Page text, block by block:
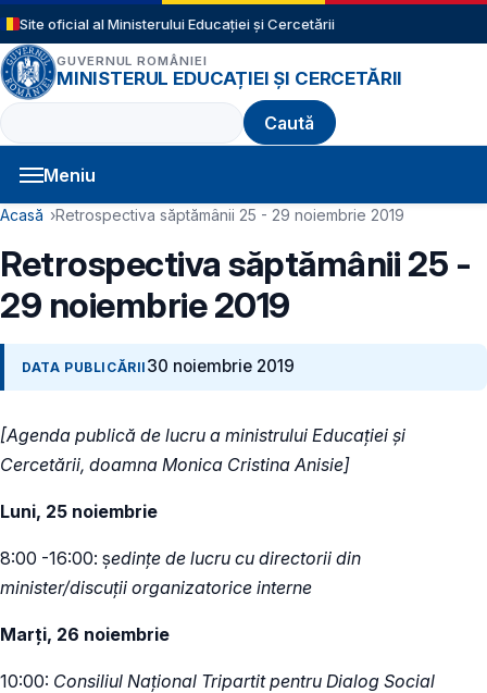
Sari la conținutul principal
Site oficial al Ministerului Educației și Cercetării
GUVERNUL ROMÂNIEI
MINISTERUL EDUCAȚIEI ȘI CERCETĂRII
Caută
Meniu
Navigație principală
Cale de navigare
Acasă Retrospectiva săptămânii 25 - 29 noiembrie 2019
Retrospectiva săptămânii 25 -
29 noiembrie 2019
DATA PUBLICĂRII 30 noiembrie 2019
[Agenda publică de lucru a ministrului Educației și
Cercetării, doamna Monica Cristina Anisie]
Luni, 25 noiembrie
8:00 -16:00: ședințe de lucru cu directorii din
minister/discuții organizatorice interne
Marți, 26 noiembrie
10:00: Consiliul Național Tripartit pentru Dialog Social